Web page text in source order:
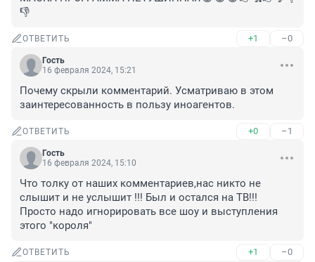
👎
ОТВЕТИТЬ +1 –0
Гость
16 февраля 2024, 15:21
Почему скрыли комментарий. Усматриваю в этом
заинтересованность в пользу иноагентов.
ОТВЕТИТЬ +0 –1
Гость
16 февраля 2024, 15:10
Что толку от наших комментариев,нас никто не
слышит и не услышит !!! Был и остался на ТВ!!!
Просто надо игнорировать все шоу и выступления
этого "короля"
ОТВЕТИТЬ +1 –0